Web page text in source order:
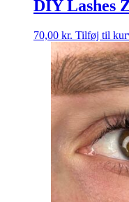
DIY Lashes
70,00 kr. Tilføj til